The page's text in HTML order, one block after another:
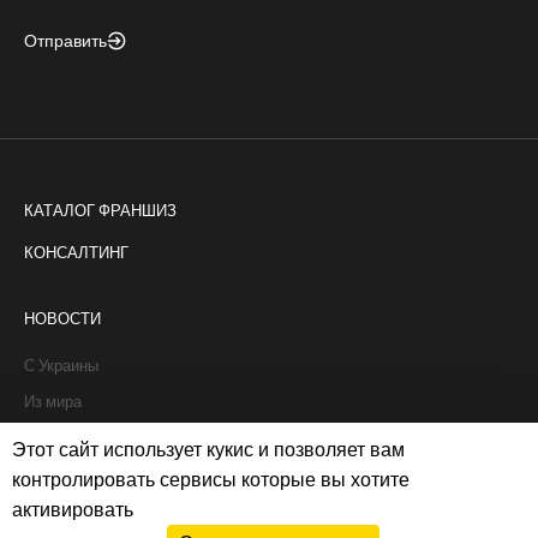
Отправить
КАТАЛОГ ФРАНШИЗ
КОНСАЛТИНГ
НОВОСТИ
С Украины
Из мира
Интервью
Истории франчайзи
Рапорты
Этот сайт использует кукис и позволяет вам
контролировать сервисы которые вы хотите
активировать